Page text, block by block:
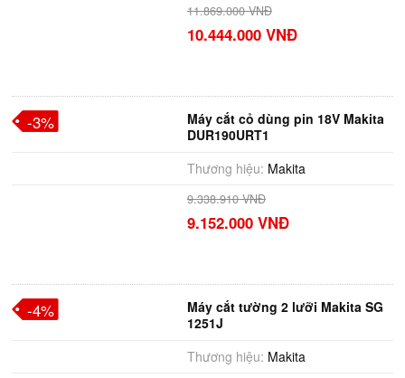
11.869.000 VNĐ
10.444.000 VNĐ
Máy cắt cỏ dùng pin 18V Makita
DUR190URT1
Thương hiệu: Makita
9.338.910 VNĐ
9.152.000 VNĐ
-3%
Máy cắt tường 2 lưỡi Makita SG
1251J
Thương hiệu: Makita
-4%